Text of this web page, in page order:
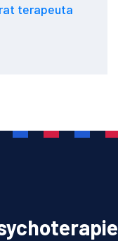
terapeuta